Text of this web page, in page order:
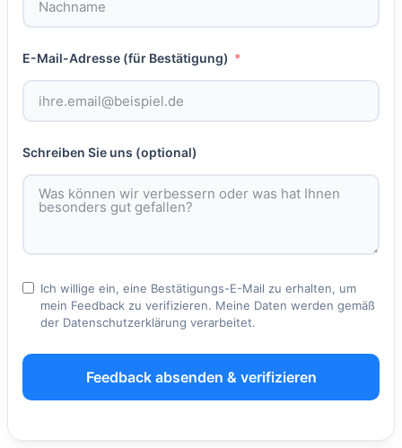
E-Mail-Adresse (für Bestätigung)
Schreiben Sie uns (optional)
Ich willige ein, eine Bestätigungs-E-Mail zu erhalten, um
mein Feedback zu verifizieren. Meine Daten werden gemäß
der Datenschutzerklärung verarbeitet.
Feedback absenden & verifizieren